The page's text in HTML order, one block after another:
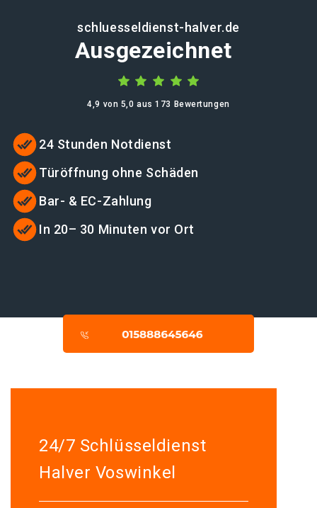
schluesseldienst-halver.de
Ausgezeichnet
4,9 von 5,0 aus 173 Bewertungen
24 Stunden Notdienst
Türöffnung ohne Schäden
Bar- & EC-Zahlung
In 20– 30 Minuten vor Ort
24/7 Schlüsseldienst
Halver Voswinkel